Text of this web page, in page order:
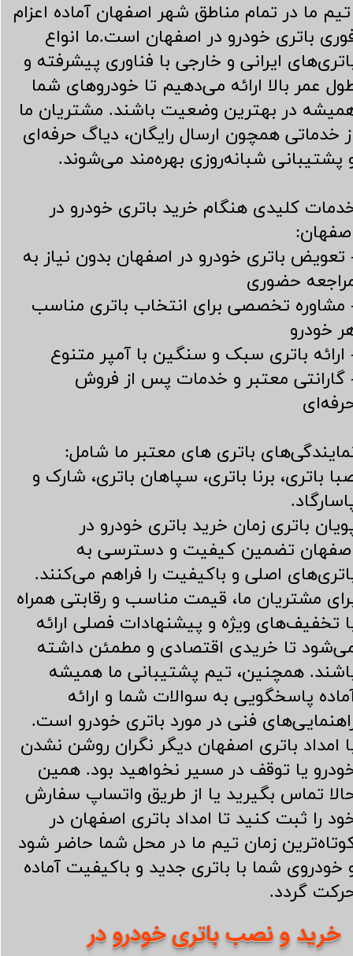
ما در تمام مناطق شهر اصفهان آماده اعزام
باتری خودرو در اصفهان است.ما انواع
ایرانی و خارجی با فناوری پیشرفته و
عمر بالا ارائه می‌دهیم تا خودروهای شما
در بهترین وضعیت باشند. مشتریان ما
خدماتی همچون ارسال رایگان، دیاگ حرفه‌ای
پشتیبانی شبانه‌روزی بهره‌مند می‌شوند.
کلیدی هنگام خرید باتری خودرو در
تعویض باتری خودرو در اصفهان بدون نیاز به
حضوری
مشاوره تخصصی برای انتخاب باتری مناسب
خودرو
ارائه باتری سبک و سنگین با آمپر متنوع
گارانتی معتبر و خدمات پس از فروش
باتری های معتبر ما شامل:
باتری، برنا باتری، سپاهان باتری، شارک و
باتری زمان خرید باتری خودرو در
تضمین کیفیت و دسترسی به
اصلی و باکیفیت را فراهم می‌کنند.
مشتریان ما، قیمت مناسب و رقابتی همراه
تخفیف‌های ویژه و پیشنهادات فصلی ارائه
تا خریدی اقتصادی و مطمئن داشته
همچنین، تیم پشتیبانی ما همیشه
پاسخگویی به سوالات شما و ارائه
فنی در مورد باتری خودرو است.
امداد باتری اصفهان دیگر نگران روشن نشدن
یا توقف در مسیر نخواهید بود. همین
تماس بگیرید یا از طریق واتساپ سفارش
را ثبت کنید تا امداد باتری اصفهان در
زمان تیم ما در محل شما حاضر شود
خودروی شما با باتری جدید و باکیفیت آماده
گردد.
خرید و نصب باتری خودرو در